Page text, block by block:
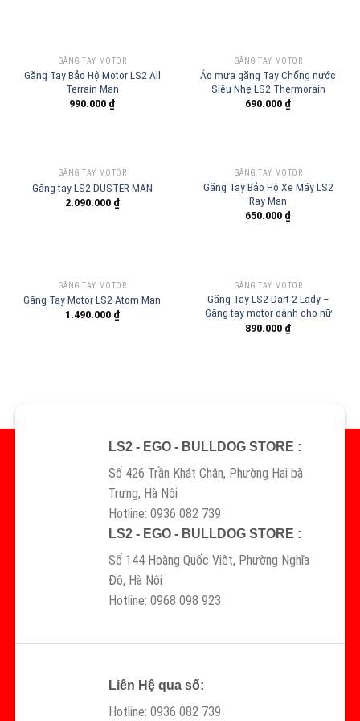
GĂNG TAY MOTOR
Găng Tay Bảo Hộ Motor LS2 All
Terrain Man
990.000 ₫
GĂNG TAY MOTOR
Áo mưa găng Tay Chống nước
Siêu Nhẹ LS2 Thermorain
690.000 ₫
GĂNG TAY MOTOR
Găng tay LS2 DUSTER MAN
2.090.000 ₫
GĂNG TAY MOTOR
Găng Tay Bảo Hộ Xe Máy LS2
Ray Man
650.000 ₫
GĂNG TAY MOTOR
Găng Tay Motor LS2 Atom Man
1.490.000 ₫
GĂNG TAY MOTOR
Găng Tay LS2 Dart 2 Lady –
Găng tay motor dành cho nữ
890.000 ₫
LS2 - EGO - BULLDOG STORE :
Số 426 Trần Khát Chân, Phường Hai bà
Trưng, Hà Nội
Hotline: 0936 082 739
LS2 - EGO - BULLDOG STORE :
Số 144 Hoàng Quốc Việt, Phường Nghĩa
Đô, Hà Nội
Hotline: 0968 098 923
Liên Hệ qua số:
Hotline: 0936 082 739